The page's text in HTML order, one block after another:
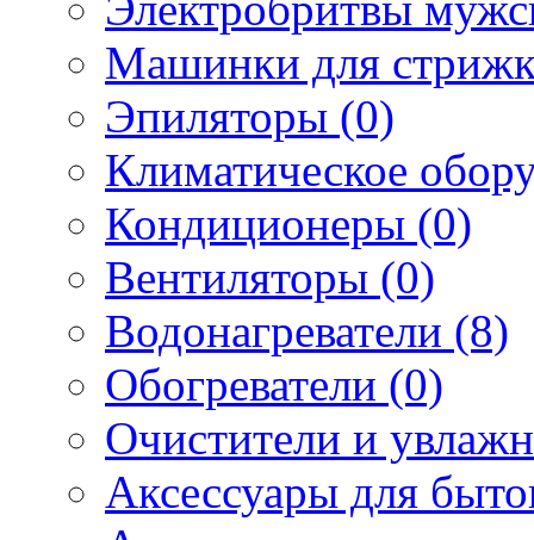
Машинки для
Эпиляторы (0)
Климатическое
Кондиционеры (0)
Вентиляторы (0)
Водонагреватели (8)
Обогреватели (0)
Очистители и
Аксессуары для